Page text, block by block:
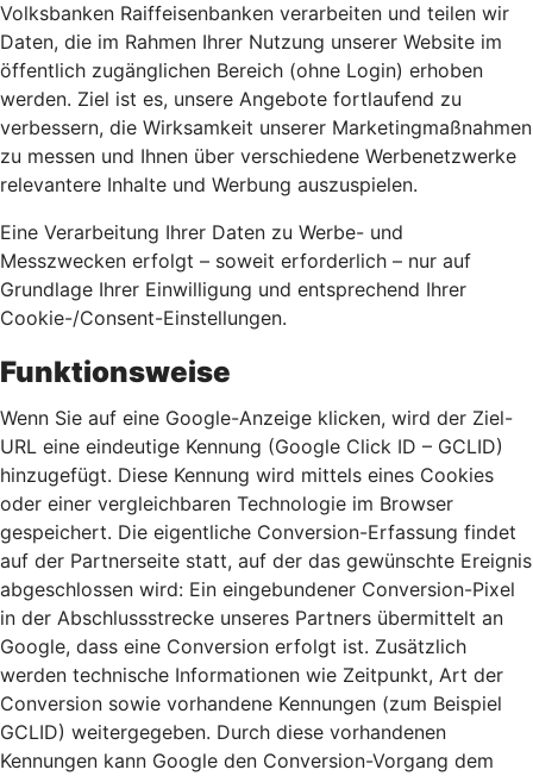
Volksbanken Raiffeisenbanken verarbeiten und teilen wir
Daten, die im Rahmen Ihrer Nutzung unserer Website im
öffentlich zugänglichen Bereich (ohne Login) erhoben
werden. Ziel ist es, unsere Angebote fortlaufend zu
verbessern, die Wirksamkeit unserer Marketingmaßnahmen
zu messen und Ihnen über verschiedene Werbenetzwerke
relevantere Inhalte und Werbung auszuspielen.
Eine Verarbeitung Ihrer Daten zu Werbe- und
Messzwecken erfolgt – soweit erforderlich – nur auf
Grundlage Ihrer Einwilligung und entsprechend Ihrer
Cookie-/Consent-Einstellungen.
Funktionsweise
Wenn Sie auf eine Google-Anzeige klicken, wird der Ziel-
URL eine eindeutige Kennung (Google Click ID – GCLID)
hinzugefügt. Diese Kennung wird mittels eines Cookies
oder einer vergleichbaren Technologie im Browser
gespeichert. Die eigentliche Conversion-Erfassung findet
auf der Partnerseite statt, auf der das gewünschte Ereignis
abgeschlossen wird: Ein eingebundener Conversion-Pixel
in der Abschlussstrecke unseres Partners übermittelt an
Google, dass eine Conversion erfolgt ist. Zusätzlich
werden technische Informationen wie Zeitpunkt, Art der
Conversion sowie vorhandene Kennungen (zum Beispiel
GCLID) weitergegeben. Durch diese vorhandenen
Kennungen kann Google den Conversion-Vorgang dem